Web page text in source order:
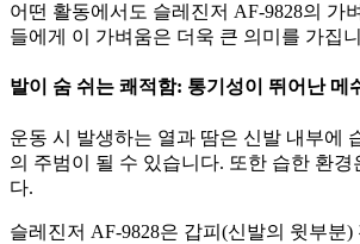
어떤 활동에서도 슬레진저 AF-9828의 가
들에게 이 가벼움은 더욱 큰 의미를 가집
발이 숨 쉬는 쾌적함: 통기성이 뛰어난 메
운동 시 발생하는 열과 땀은 신발 내부에
의 주범이 될 수 있습니다. 또한 습한 환
다.
슬레진저 AF-9828은 갑피(신발의 윗부